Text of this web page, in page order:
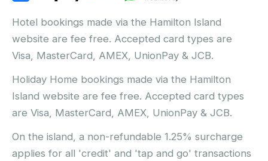
Hotel bookings made via the Hamilton Island
website are fee free. Accepted card types are
Visa, MasterCard, AMEX, UnionPay & JCB.
Holiday Home bookings made via the Hamilton
Island website are fee free. Accepted card types
are Visa, MasterCard, AMEX, UnionPay & JCB.
On the island, a non-refundable 1.25% surcharge
applies for all 'credit' and 'tap and go' transactions